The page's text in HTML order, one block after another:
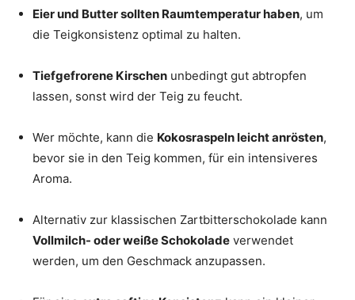
Eier und Butter sollten Raumtemperatur haben, um
die Teigkonsistenz optimal zu halten.
Tiefgefrorene Kirschen unbedingt gut abtropfen
lassen, sonst wird der Teig zu feucht.
Wer möchte, kann die Kokosraspeln leicht anrösten,
bevor sie in den Teig kommen, für ein intensiveres
Aroma.
Alternativ zur klassischen Zartbitterschokolade kann
Vollmilch- oder weiße Schokolade verwendet
werden, um den Geschmack anzupassen.